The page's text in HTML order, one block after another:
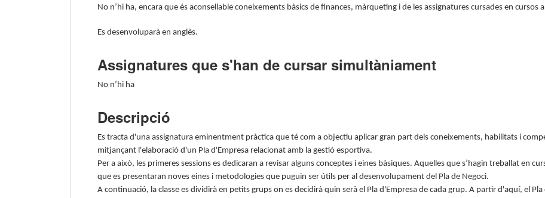
No n’hi ha, encara que és aconsellable coneixements bàsics de finances, màrqueting i de les assignatures cursades en cursos
Es desenvoluparà en anglès.
Assignatures que s'han de cursar simultàniament
No n’hi ha
Descripció
Es tracta d'una assignatura eminentment pràctica que té com a objectiu aplicar gran part dels coneixements, habilitats i
mitjançant l'elaboració d'un Pla d'Empresa relacionat amb la gestió esportiva.
Per a això, les primeres sessions es dedicaran a revisar alguns conceptes i eines bàsiques. Aquelles que s’hagin treballat en
que es presentaran noves eines i metodologies que puguin ser útils per al desenvolupament del Pla de Negoci.
A continuació, la classe es dividirà en petits grups on es decidirà quin serà el Pla d'Empresa de cada grup. A partir d'aquí, el